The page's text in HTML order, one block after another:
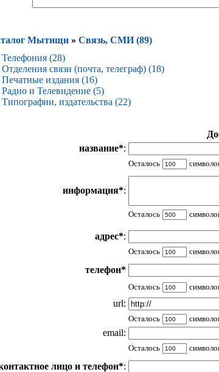
Мытищи » Связь, СМИ (89)
Телефония (28)
Отделения связи (почта, телеграф) (18)
Печатные издания (16)
Радио и Телевидение (5)
Типографии, издательства (22)
название*:
Осталось
информация*:
Осталось
адрес*:
Осталось
телефон*
Осталось
url:
Осталось
email:
Осталось
лицо и телефон*: